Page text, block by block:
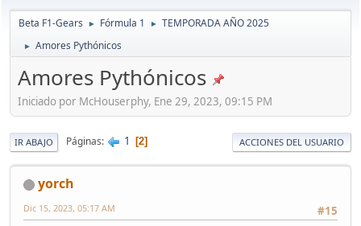
Beta F1-Gears ► Fórmula 1 ► TEMPORADA AÑO 2025
► Amores Pythónicos
Amores Pythónicos
Iniciado por McHouserphy, Ene 29, 2023, 09:15 PM
IR ABAJO Páginas 1 2 ACCIONES DEL USUARIO
yorch
#15
Dic 15, 2023, 05:17 AM